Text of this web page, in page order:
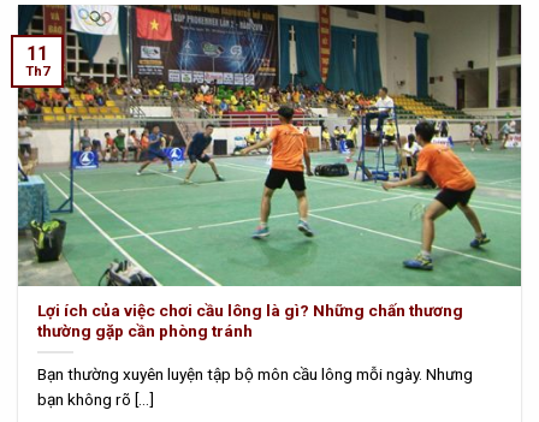
Lợi ích của việc chơi cầu lông là gì? Những chấn thương
thường gặp cần phòng tránh
Bạn thường xuyên luyện tập bộ môn cầu lông mỗi ngày. Nhưng
bạn không rõ [...]
11
Th7